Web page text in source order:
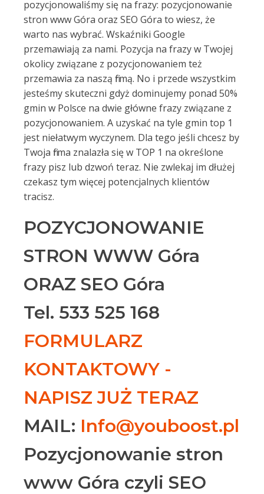
pozycjonowaliśmy się na frazy: pozycjonowanie
stron www Góra oraz SEO Góra to wiesz, że
warto nas wybrać. Wskaźniki Google
przemawiają za nami. Pozycja na frazy w Twojej
okolicy związane z pozycjonowaniem też
przemawia za naszą firmą. No i przede wszystkim
jesteśmy skuteczni gdyż dominujemy ponad 50%
gmin w Polsce na dwie główne frazy związane z
pozycjonowaniem. A uzyskać na tyle gmin top 1
jest niełatwym wyczynem. Dla tego jeśli chcesz by
Twoja firma znalazła się w TOP 1 na określone
frazy pisz lub dzwoń teraz. Nie zwlekaj im dłużej
czekasz tym więcej potencjalnych klientów
tracisz.
POZYCJONOWANIE
STRON WWW Góra
ORAZ SEO Góra
Tel. 533 525 168
FORMULARZ
KONTAKTOWY -
NAPISZ JUŻ TERAZ
MAIL: Info@youboost.pl
Pozycjonowanie stron
www Góra czyli SEO